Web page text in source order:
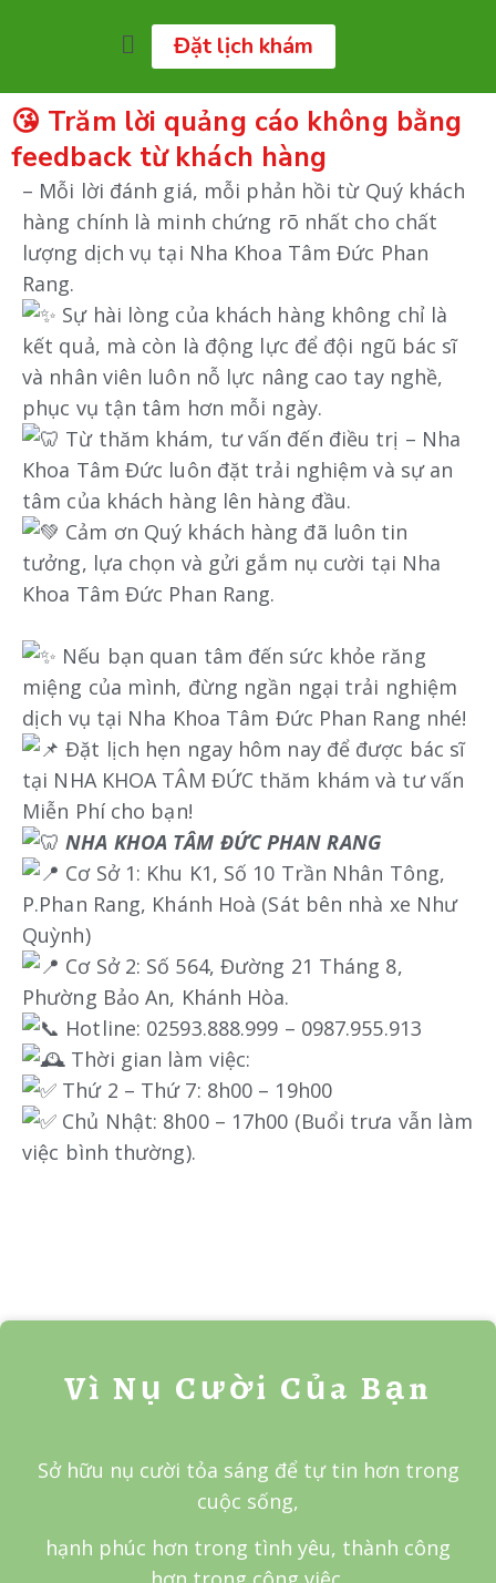
Đặt lịch khám
😘 Trăm lời quảng cáo không bằng
feedback từ khách hàng
– Mỗi lời đánh giá, mỗi phản hồi từ Quý khách
hàng chính là minh chứng rõ nhất cho chất
lượng dịch vụ tại Nha Khoa Tâm Đức Phan
Rang.
Sự hài lòng của khách hàng không chỉ là
kết quả, mà còn là động lực để đội ngũ bác sĩ
và nhân viên luôn nỗ lực nâng cao tay nghề,
phục vụ tận tâm hơn mỗi ngày.
Từ thăm khám, tư vấn đến điều trị – Nha
Khoa Tâm Đức luôn đặt trải nghiệm và sự an
tâm của khách hàng lên hàng đầu.
Cảm ơn Quý khách hàng đã luôn tin
tưởng, lựa chọn và gửi gắm nụ cười tại Nha
Khoa Tâm Đức Phan Rang.
Nếu bạn quan tâm đến sức khỏe răng
miệng của mình, đừng ngần ngại trải nghiệm
dịch vụ tại Nha Khoa Tâm Đức Phan Rang nhé!
Đặt lịch hẹn ngay hôm nay để được bác sĩ
tại NHA KHOA TÂM ĐỨC thăm khám và tư vấn
Miễn Phí cho bạn!
NHA KHOA TÂM ĐỨC PHAN RANG
Cơ Sở 1: Khu K1, Số 10 Trần Nhân Tông,
P.Phan Rang, Khánh Hoà (Sát bên nhà xe Như
Quỳnh)
Cơ Sở 2: Số 564, Đường 21 Tháng 8,
Phường Bảo An, Khánh Hòa.
Hotline: 02593.888.999 – 0987.955.913
Thời gian làm việc:
Thứ 2 – Thứ 7: 8h00 – 19h00
Chủ Nhật: 8h00 – 17h00 (Buổi trưa vẫn làm
việc bình thường).
Vì Nụ Cười Của Bạn
Sở hữu nụ cười tỏa sáng để tự tin hơn trong
cuộc sống,
hạnh phúc hơn trong tình yêu, thành công